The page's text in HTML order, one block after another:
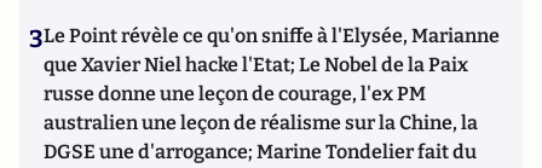
3Le Point révèle ce qu'on sniffe à l'Elysée, Marianne
que Xavier Niel hacke l'Etat; Le Nobel de la Paix
russe donne une leçon de courage, l'ex PM
australien une leçon de réalisme sur la Chine, la
DGSE une d'arrogance; Marine Tondelier fait du